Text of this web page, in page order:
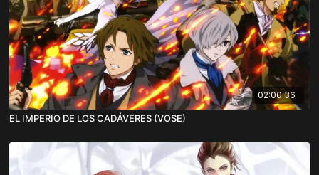
02:00:36
EL IMPERIO DE LOS CADÁVERES (VOSE)